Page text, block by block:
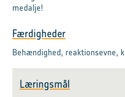
medalje!
Færdigheder
Behændighed, reaktionsevne,
Læringsmål